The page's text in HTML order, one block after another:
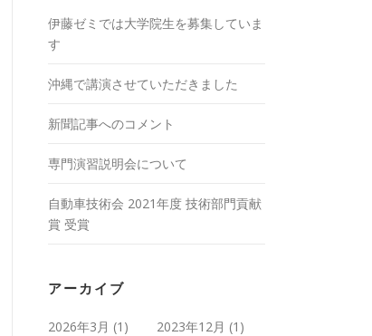
伊藤ゼミでは大学院生を募集していま
す
沖縄で講演させていただきました
新聞記事へのコメント
専門演習説明会について
自動車技術会 2021年度 技術部門貢献
賞 受賞
アーカイブ
2026年3月 (1) 2023年12月 (1)